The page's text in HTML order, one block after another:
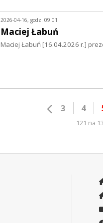
2026-04-16, godz. 09:01
Maciej Łabuń
Maciej Łabuń [16.04.2026 r.]
3 4
121 na